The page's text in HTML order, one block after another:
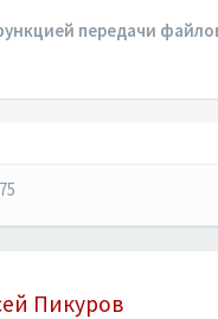
передачи
Пикуров